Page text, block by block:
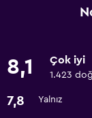
24 saat
Çamaşırhane
8,1 Çok iyi
1.423
7,8 Yalnız